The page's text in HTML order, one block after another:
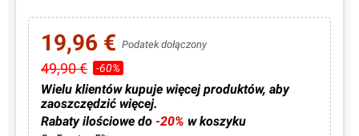
19,96 €Podatek dołączony
49,90 € -60%
Wielu klientów kupuje więcej produktów, aby
zaoszczędzić więcej.
Rabaty ilościowe do-20% w koszyku